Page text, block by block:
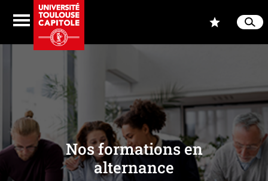
Menu
Nos formations en
alternance